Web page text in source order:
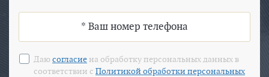
Даю согласиена обработку персональных данных в
соответствии с Политикой обработки персональных